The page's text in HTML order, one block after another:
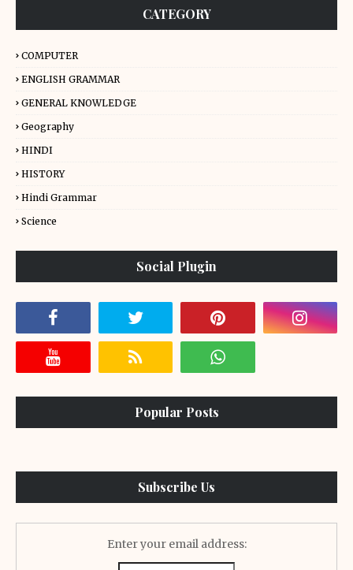
CATEGORY
COMPUTER
ENGLISH GRAMMAR
GENERAL KNOWLEDGE
Geography
HINDI
HISTORY
Hindi Grammar
Science
Social Plugin
Popular Posts
Subscribe Us
Enter your email address: